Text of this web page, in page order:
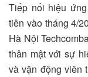
Tiếp nối hiệu
tiên vào tháng 4/
Hà Nội
thân mật với sự
và vận động viên